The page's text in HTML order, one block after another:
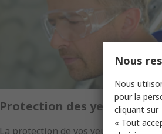
Protection des yeux
La protection de vos yeux est vitale
Nous
Nous
pour la
cliquant sur
« Tout